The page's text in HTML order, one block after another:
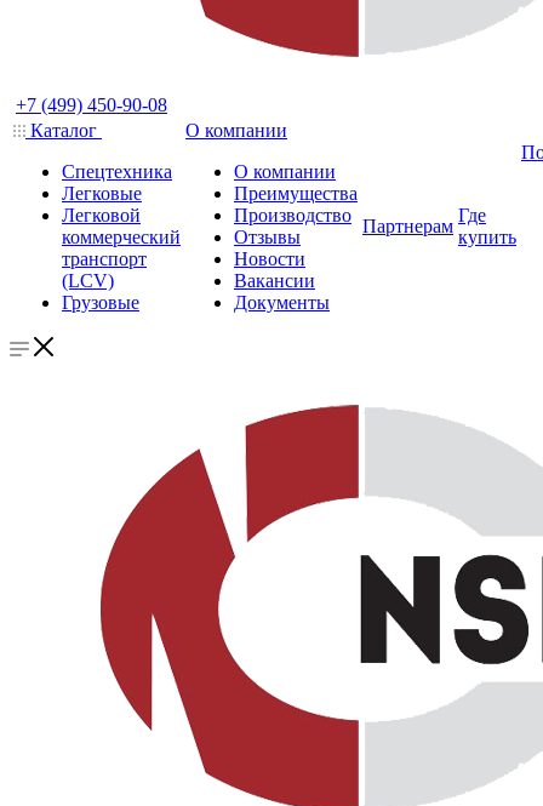
+7 (499) 450-90-08
Каталог
Спецтехника
Легковые
Легковой
коммерческий
транспорт
(LCV)
Грузовые
О компании
О компании
Преимущества
Производство
Отзывы
Новости
Вакансии
Документы
Партнерам
Где
купить